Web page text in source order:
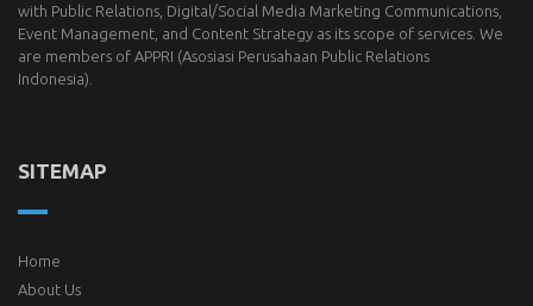
with Public Relations, Digital/Social Media Marketing Communications,
Event Management, and Content Strategy as its scope of services. We
are members of APPRI (Asosiasi Perusahaan Public Relations
Indonesia).
SITEMAP
Home
About Us